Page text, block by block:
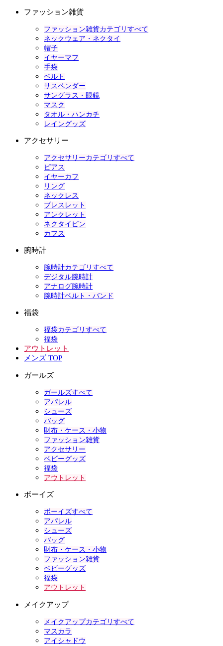
ファッション雑貨
ファッション雑貨カテゴリすべて
ネックウェア・ネクタイ
帽子
イヤーマフ
手袋
ベルト
サスペンダー
サングラス・眼鏡
マスク
タオル・ハンカチ
レイングッズ
アクセサリー
アクセサリーカテゴリすべて
ピアス
イヤーカフ
リング
ネックレス
ブレスレット
アンクレット
ネクタイピン
カフス
腕時計
腕時計カテゴリすべて
デジタル腕時計
アナログ腕時計
腕時計ベルト・バンド
福袋
福袋カテゴリすべて
福袋
アウトレット
メンズ TOP
ガールズ
ガールズすべて
アパレル
シューズ
バッグ
財布・ケース・小物
ファッション雑貨
アクセサリー
ベビーグッズ
福袋
アウトレット
ボーイズ
ボーイズすべて
アパレル
シューズ
バッグ
財布・ケース・小物
ファッション雑貨
ベビーグッズ
福袋
アウトレット
メイクアップ
メイクアップカテゴリすべて
マスカラ
アイシャドウ